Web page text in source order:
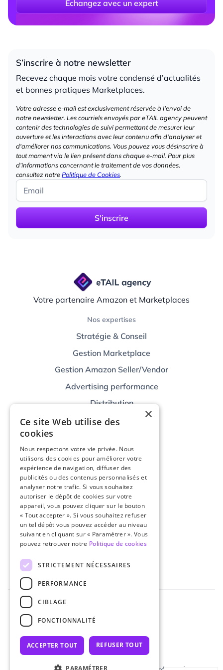
Échangez avec un expert
S’inscrire à notre newsletter
Recevez chaque mois votre condensé d’actualités
et bonnes pratiques Marketplaces.
Votre adresse e-mail est exclusivement réservée à l'envoi de
notre newsletter. Les courriels envoyés par eTAIL agency peuvent
contenir des technologies de suivi permettant de mesurer leur
ouverture et les interactions avec leur contenu afin d'analyser et
d'améliorer nos communications. Vous pouvez vous désinscrire à
tout moment via le lien présent dans chaque e-mail. Pour plus
d’informations concernant le traitement de vos données,
consultez notrePolitique de Cookies.
Votre partenaire Amazon et Marketplaces
Nos expertises
Stratégie & Conseil
Gestion Marketplace
Gestion Amazon Seller/Vendor
Advertising performance
Distribution
Technologies
Agrégateurs de flux
Amazon Ads
Partenaires
Notre agence
Notre mission
Nos experts
Carrière
Blog
Politique de confidentialité
Politique de cookies
Part of Virtuology Group
×
Ce site Web utilise des
cookies
Nous respectons votre vie privée. Nous
utilisons des cookies pour améliorer votre
expérience de navigation, diffuser des
publicités ou des contenus personnalisés et
analyser notre trafic. Si vous souhaitez
autoriser le dépôt de cookies sur votre
appareil, vous pouvez cliquer sur le bouton
« Tout accepter ». Si vous souhaitez refuser
un tel dépôt vous pouvez accéder au niveau
suivant en cliquant sur « Paramétrer ». Vous
pouvez retrouver notre Politique de cookies
STRICTEMENT NÉCESSAIRES
PERFORMANCE
CIBLAGE
FONCTIONNALITÉ
ACCEPTER TOUT REFUSER TOUT
PARAMÉTRER